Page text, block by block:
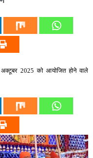
2025 को आयोजित होने वाले